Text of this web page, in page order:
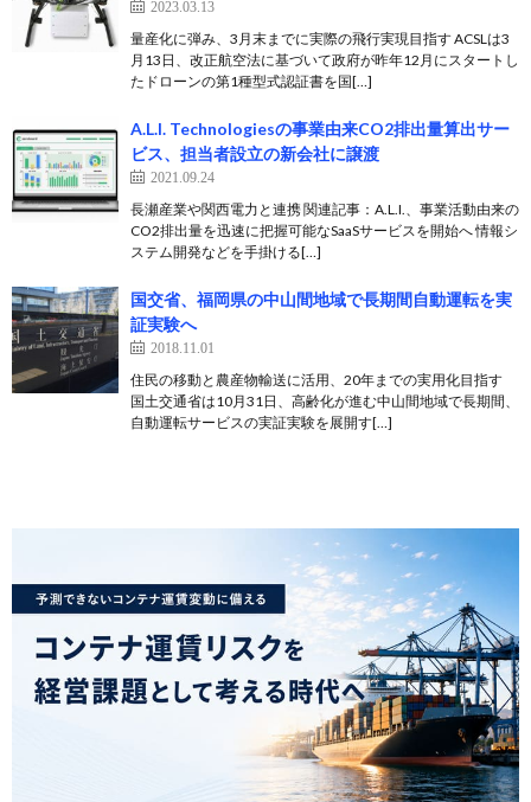
2023.03.13
量産化に弾み、3月末までに実際の飛行実現目指す ACSLは3
月13日、改正航空法に基づいて政府が昨年12月にスタートし
たドローンの第1種型式認証書を国[…]
A.L.I. Technologiesの事業由来CO2排出量算出サー
ビス、担当者設立の新会社に譲渡
2021.09.24
長瀬産業や関西電力と連携 関連記事：A.L.I.、事業活動由来の
CO2排出量を迅速に把握可能なSaaSサービスを開始へ 情報シ
ステム開発などを手掛ける[…]
国交省、福岡県の中山間地域で長期間自動運転を実
証実験へ
2018.11.01
住民の移動と農産物輸送に活用、20年までの実用化目指す
国土交通省は10月31日、高齢化が進む中山間地域で長期間、
自動運転サービスの実証実験を展開す[…]